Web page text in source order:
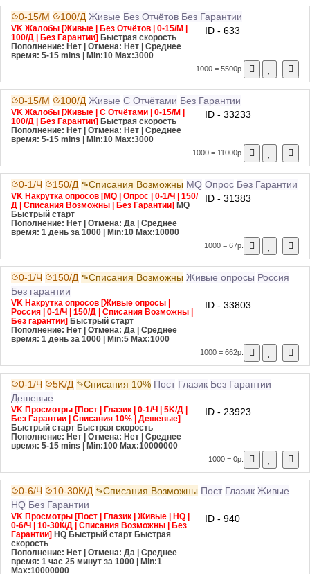
0-15/М 100/Д Живые Без Отчётов Без Гарантии
VK Жалобы [Живые | Без Отчётов | 0-15/М |
100/Д | Без Гарантии] Быстрая скорость
Пополнение: Нет | Отмена: Нет | Среднее
время: 5-15 mins
| Min:10 Max:3000
ID - 633
1000 = 5500р.
0-15/М 100/Д Живые С Отчётами Без Гарантии
VK Жалобы [Живые | С Отчётами | 0-15/М |
100/Д | Без Гарантии] Быстрая скорость
Пополнение: Нет | Отмена: Нет | Среднее
время: 5-15 mins
| Min:10 Max:3000
ID - 33233
1000 = 11000р.
0-1/Ч 150/Д Списания Возможны MQ Опрос Без Гарантии
VK Накрутка опросов [MQ | Опрос | 0-1/Ч | 150/
Д | Списания Возможны | Без Гарантии] MQ
Быстрый старт
Пополнение: Нет | Отмена: Да | Среднее
время: 1 день за 1000
| Min:10 Max:10000
ID - 31383
1000 = 67р.
0-1/Ч 150/Д Списания Возможны Живые опросы Россия
Без гарантии
VK Накрутка опросов [Живые опросы |
Россия | 0-1/Ч | 150/Д | Списания Возможны |
Без гарантии] Быстрый старт
Пополнение: Нет | Отмена: Да | Среднее
время: 1 день за 1000
| Min:5 Max:1000
ID - 33803
1000 = 662р.
0-1/Ч 5K/Д Списания 10% Пост Глазик Без Гарантии
Дешевые
VK Просмотры [Пост | Глазик | 0-1/Ч | 5K/Д |
Без Гарантии | Списания 10% | Дешевые]
Быстрый старт Быстрая скорость
Пополнение: Нет | Отмена: Нет | Среднее
время: 5-15 mins
| Min:100 Max:10000000
ID - 23923
1000 = 0р.
0-6/Ч 10-30К/Д Списания Возможны Пост Глазик Живые
HQ Без Гарантии
VK Просмотры [Пост | Глазик | Живые | HQ |
0-6/Ч | 10-30К/Д | Списания Возможны | Без
Гарантии] HQ Быстрый старт Быстрая
скорость
Пополнение: Нет | Отмена: Да | Среднее
время: 1 час 25 минут за 1000
| Min:1
Max:10000000
ID - 940